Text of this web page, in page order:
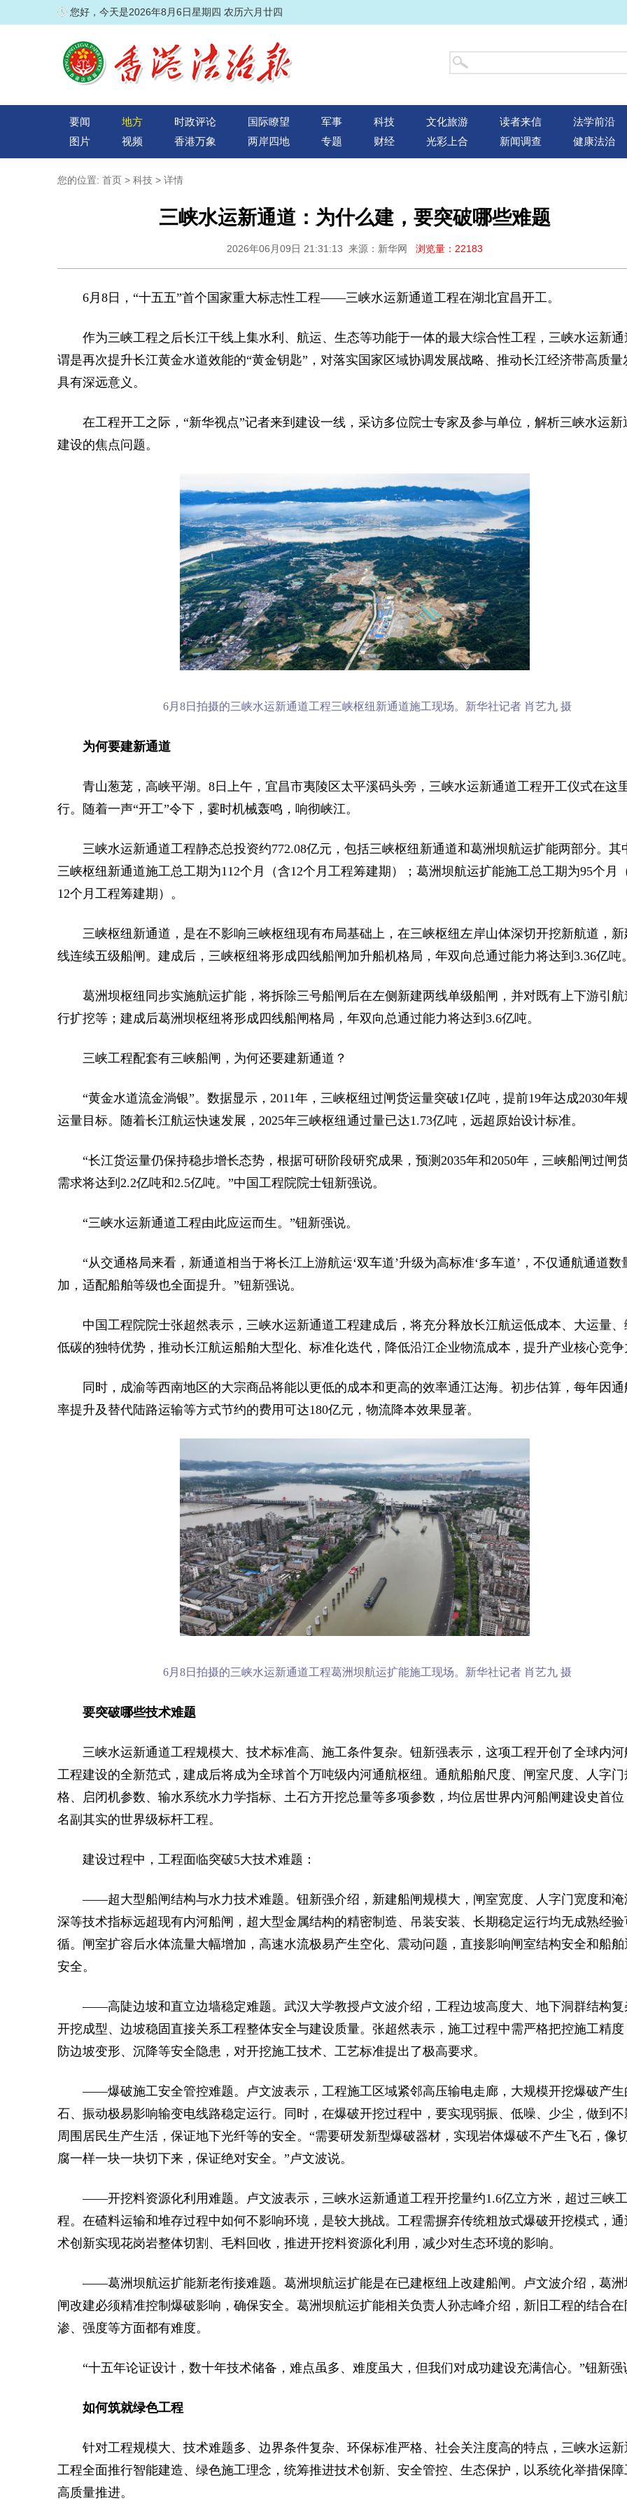
您好，今天是2026年8月6日星期四 农历六月廿四
要闻 地方 时政评论 国际瞭望 军事 科技 文化旅游 读者来信 法学前沿
图片
视频 香港万象 两岸四地 专题 财经 光彩上合 新闻调查 健康法治
您的位置: 首页 > 科技 > 详情
三峡水运新通道：为什么建，要突破哪些难题
2026年06月09日 21:31:13 来源：新华网 浏览量：22183
6月8日，“十五五”首个国家重大标志性工程——三峡水运新通道工程在湖北宜昌开工。
作为三峡工程之后长江干线上集水利、航运、生态等功能于一体的最大综合性工程，三峡水运新通
谓是再次提升长江黄金水道效能的“黄金钥匙”，对落实国家区域协调发展战略、推动长江经济带高质量
具有深远意义。
在工程开工之际，“新华视点”记者来到建设一线，采访多位院士专家及参与单位，解析三峡水运新
建设的焦点问题。
6月8日拍摄的三峡水运新通道工程三峡枢纽新通道施工现场。新华社记者 肖艺九 摄
为何要建新通道
青山葱茏，高峡平湖。8日上午，宜昌市夷陵区太平溪码头旁，三峡水运新通道工程开工仪式在这
行。随着一声“开工”令下，霎时机械轰鸣，响彻峡江。
三峡水运新通道工程静态总投资约772.08亿元，包括三峡枢纽新通道和葛洲坝航运扩能两部分。其
三峡枢纽新通道施工总工期为112个月（含12个月工程筹建期）；葛洲坝航运扩能施工总工期为95个月
12个月工程筹建期）。
三峡枢纽新通道，是在不影响三峡枢纽现有布局基础上，在三峡枢纽左岸山体深切开挖新航道，新
线连续五级船闸。建成后，三峡枢纽将形成四线船闸加升船机格局，年双向总通过能力将达到3.36亿吨。
葛洲坝枢纽同步实施航运扩能，将拆除三号船闸后在左侧新建两线单级船闸，并对既有上下游引航
行扩挖等；建成后葛洲坝枢纽将形成四线船闸格局，年双向总通过能力将达到3.6亿吨。
三峡工程配套有三峡船闸，为何还要建新通道？
“黄金水道流金淌银”。数据显示，2011年，三峡枢纽过闸货运量突破1亿吨，提前19年达成2030年
运量目标。随着长江航运快速发展，2025年三峡枢纽通过量已达1.73亿吨，远超原始设计标准。
“长江货运量仍保持稳步增长态势，根据可研阶段研究成果，预测2035年和2050年，三峡船闸过闸
需求将达到2.2亿吨和2.5亿吨。”中国工程院院士钮新强说。
“三峡水运新通道工程由此应运而生。”钮新强说。
“从交通格局来看，新通道相当于将长江上游航运‘双车道’升级为高标准‘多车道’，不仅通航通道数
加，适配船舶等级也全面提升。”钮新强说。
中国工程院院士张超然表示，三峡水运新通道工程建成后，将充分释放长江航运低成本、大运量、
低碳的独特优势，推动长江航运船舶大型化、标准化迭代，降低沿江企业物流成本，提升产业核心竞争
同时，成渝等西南地区的大宗商品将能以更低的成本和更高的效率通江达海。初步估算，每年因通
率提升及替代陆路运输等方式节约的费用可达180亿元，物流降本效果显著。
6月8日拍摄的三峡水运新通道工程葛洲坝航运扩能施工现场。新华社记者 肖艺九 摄
要突破哪些技术难题
三峡水运新通道工程规模大、技术标准高、施工条件复杂。钮新强表示，这项工程开创了全球内河
工程建设的全新范式，建成后将成为全球首个万吨级内河通航枢纽。通航船舶尺度、闸室尺度、人字门
格、启闭机参数、输水系统水力学指标、土石方开挖总量等多项参数，均位居世界内河船闸建设史首位
名副其实的世界级标杆工程。
建设过程中，工程面临突破5大技术难题：
——超大型船闸结构与水力技术难题。钮新强介绍，新建船闸规模大，闸室宽度、人字门宽度和淹
深等技术指标远超现有内河船闸，超大型金属结构的精密制造、吊装安装、长期稳定运行均无成熟经验
循。闸室扩容后水体流量大幅增加，高速水流极易产生空化、震动问题，直接影响闸室结构安全和船舶
安全。
——高陡边坡和直立边墙稳定难题。武汉大学教授卢文波介绍，工程边坡高度大、地下洞群结构复
开挖成型、边坡稳固直接关系工程整体安全与建设质量。张超然表示，施工过程中需严格把控施工精度
防边坡变形、沉降等安全隐患，对开挖施工技术、工艺标准提出了极高要求。
——爆破施工安全管控难题。卢文波表示，工程施工区域紧邻高压输电走廊，大规模开挖爆破产生
石、振动极易影响输变电线路稳定运行。同时，在爆破开挖过程中，要实现弱振、低噪、少尘，做到不
周围居民生产生活，保证地下光纤等的安全。“需要研发新型爆破器材，实现岩体爆破不产生飞石，像
腐一样一块一块切下来，保证绝对安全。”卢文波说。
——开挖料资源化利用难题。卢文波表示，三峡水运新通道工程开挖量约1.6亿立方米，超过三峡工
程。在碴料运输和堆存过程中如何不影响环境，是较大挑战。工程需摒弃传统粗放式爆破开挖模式，通
术创新实现花岗岩整体切割、毛料回收，推进开挖料资源化利用，减少对生态环境的影响。
——葛洲坝航运扩能新老衔接难题。葛洲坝航运扩能是在已建枢纽上改建船闸。卢文波介绍，葛洲
闸改建必须精准控制爆破影响，确保安全。葛洲坝航运扩能相关负责人孙志峰介绍，新旧工程的结合在
渗、强度等方面都有难度。
“十五年论证设计，数十年技术储备，难点虽多、难度虽大，但我们对成功建设充满信心。”钮新强
如何筑就绿色工程
针对工程规模大、技术难题多、边界条件复杂、环保标准严格、社会关注度高的特点，三峡水运新
工程全面推行智能建造、绿色施工理念，统筹推进技术创新、安全管控、生态保护，以系统化举措保障
高质量推进。